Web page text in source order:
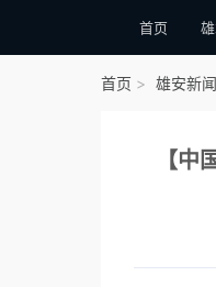
首页
首页 雄安新闻
【中